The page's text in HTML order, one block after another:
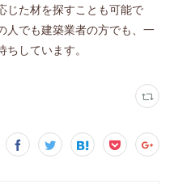
じた材を探すことも可能で
人でも建築業者の方でも、一
しています。